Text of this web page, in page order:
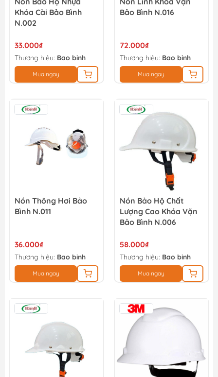
Khóa Cài Bảo Bình
N.002
33.000₫
Thương hiệu: Bao binh
Mua ngay
Bảo Bình N.016
72.000₫
Thương hiệu: Bao binh
Mua ngay
Nón Thông Hơi Bảo
Bình N.011
36.000₫
Thương hiệu: Bao binh
Mua ngay
Nón Bảo Hộ Chất
Lượng Cao Khóa Vặn
Bảo Bình N.006
58.000₫
Thương hiệu: Bao binh
Mua ngay